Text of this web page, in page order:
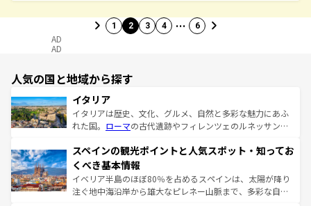
1 2 3 4 … 6
AD
AD
人気の国と地域から探す
イタリア
イタリアは歴史、文化、グルメ、自然と多彩な魅力にあふ
れた国。 ローマの古代遺跡やフィレンツェのルネッサンス
ろん、トスカーナの美しい田園風景やアマルフィ海岸の絶
景など、自然景観も見逃せない。観光の合間には、本場の
ピザやパスタなど、絶品のイタリア料理を堪能することも
できる。朝目覚めてから夜眠るまで、すべての瞬間を楽し
スペインの観光ポイントと人気スポット・知ってお
くべき基本情報
イベリア半島のほぼ80％を占めるスペインは、太陽が降り
注ぐ地中海沿岸から雄大なピレネー山脈まで、多彩な自然